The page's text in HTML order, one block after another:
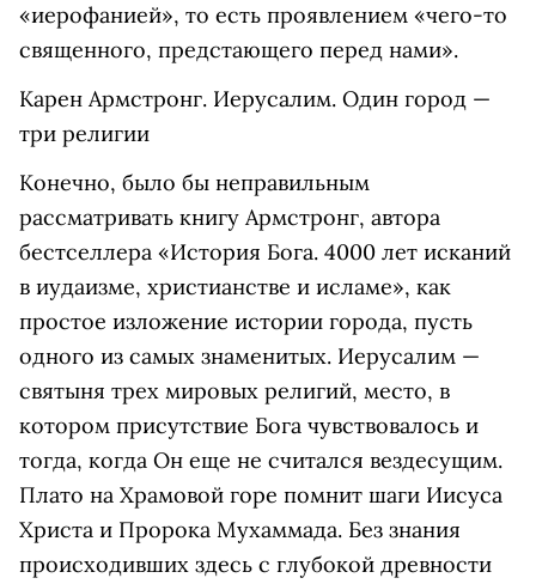
«иерофанией», то есть проявлением «чего-то
священного, предстающего перед нами».
Карен Армстронг. Иерусалим. Один город —
три религии
Конечно, было бы неправильным
рассматривать книгу Армстронг, автора
бестселлера «История Бога. 4000 лет исканий
в иудаизме, христианстве и исламе», как
простое изложение истории города, пусть
одного из самых знаменитых. Иерусалим —
святыня трех мировых религий, место, в
котором присутствие Бога чувствовалось и
тогда, когда Он еще не считался вездесущим.
Плато на Храмовой горе помнит шаги Иисуса
Христа и Пророка Мухаммада. Без знания
происходивших здесь с глубокой древности